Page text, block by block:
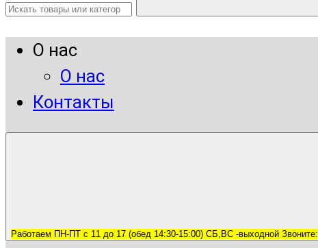
О нас
О нас
Контакты
Работаем ПН-ПТ с 11 до 17 (обед 14:30-15:00) СБ,ВС -выходной Звоните: